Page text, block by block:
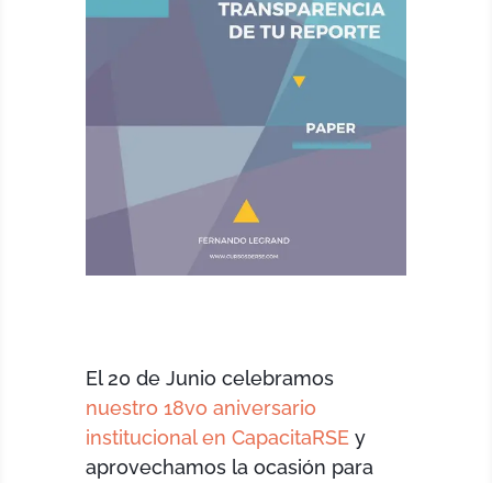
El 20 de Junio celebramos
nuestro 18vo aniversario
institucional en CapacitaRSE y
aprovechamos la ocasión para